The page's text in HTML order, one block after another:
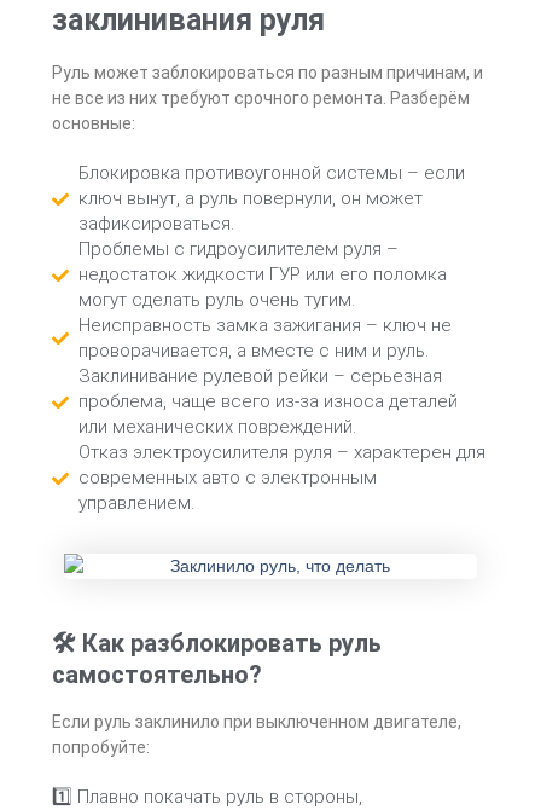
заклинивания руля
Руль может заблокироваться по разным причинам, и
не все из них требуют срочного ремонта. Разберём
основные:
Блокировка противоугонной системы – если
ключ вынут, а руль повернули, он может
зафиксироваться.
Проблемы с гидроусилителем руля –
недостаток жидкости ГУР или его поломка
могут сделать руль очень тугим.
Неисправность замка зажигания – ключ не
проворачивается, а вместе с ним и руль.
Заклинивание рулевой рейки – серьезная
проблема, чаще всего из-за износа деталей
или механических повреждений.
Отказ электроусилителя руля – характерен для
современных авто с электронным
управлением.
🛠 Как разблокировать руль
самостоятельно?
Если руль заклинило при выключенном двигателе,
попробуйте:
1️⃣ Плавно покачать руль в стороны,